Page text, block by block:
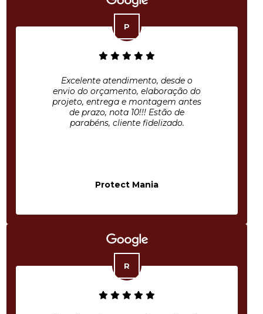
Excelente atendimento, desde o
envio do orçamento, elaboração do
projeto, entrega e montagem antes
de prazo, nota 10!!! Estão de
parabéns, cliente fidelizado.
Protect Mania